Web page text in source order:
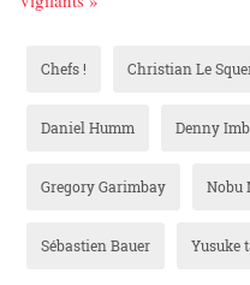
Chefs ! Christian Le
Daniel Humm Denny
Gregory Garimbay Nobu
Sébastien Bauer Yusuke